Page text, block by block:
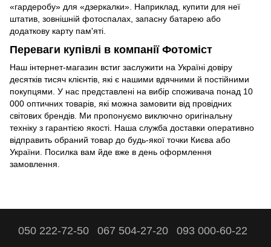
«гардеробу» для «дзеркалки». Наприклад, купити для неї
штатив, зовнішній фотоспалах, запасну батарею або
додаткову карту пам'яті.
Переваги купівлі в компанії Фотоміст
Наш інтернет-магазин встиг заслужити на Україні довіру
десятків тисяч клієнтів, які є нашими вдячними й постійними
покупцями. У нас представлені на вибір споживача понад 10
000 оптичних товарів, які можна замовити від провідних
світових брендів. Ми пропонуємо виключно оригінальну
техніку з гарантією якості. Наша служба доставки оперативно
відправить обраний товар до будь-якої точки Києва або
України. Посилка вам йде вже в день оформлення
замовлення.
050 222-72-50 067 504-27-20 093 000-60-22